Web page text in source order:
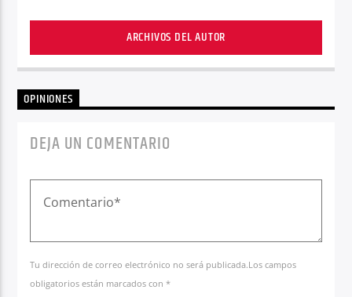
ARCHIVOS DEL AUTOR
OPINIONES
DEJA UN COMENTARIO
Tu dirección de correo electrónico no será publicada.Los campos
obligatorios están marcados con *